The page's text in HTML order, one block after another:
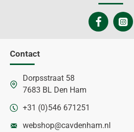
Contact
Dorpsstraat 58
7683 BL Den Ham
+31 (0)546 671251
webshop@cavdenham.nl